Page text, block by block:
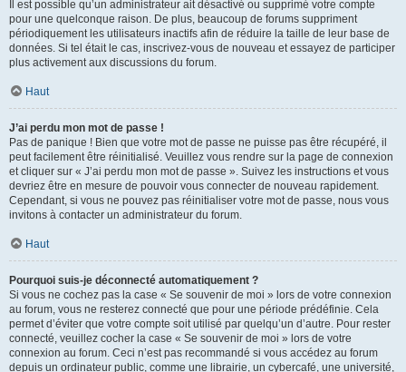
Il est possible qu’un administrateur ait désactivé ou supprimé votre compte
pour une quelconque raison. De plus, beaucoup de forums suppriment
périodiquement les utilisateurs inactifs afin de réduire la taille de leur base de
données. Si tel était le cas, inscrivez-vous de nouveau et essayez de participer
plus activement aux discussions du forum.
Haut
J’ai perdu mon mot de passe !
Pas de panique ! Bien que votre mot de passe ne puisse pas être récupéré, il
peut facilement être réinitialisé. Veuillez vous rendre sur la page de connexion
et cliquer sur « J’ai perdu mon mot de passe ». Suivez les instructions et vous
devriez être en mesure de pouvoir vous connecter de nouveau rapidement.
Cependant, si vous ne pouvez pas réinitialiser votre mot de passe, nous vous
invitons à contacter un administrateur du forum.
Haut
Pourquoi suis-je déconnecté automatiquement ?
Si vous ne cochez pas la case « Se souvenir de moi » lors de votre connexion
au forum, vous ne resterez connecté que pour une période prédéfinie. Cela
permet d’éviter que votre compte soit utilisé par quelqu’un d’autre. Pour rester
connecté, veuillez cocher la case « Se souvenir de moi » lors de votre
connexion au forum. Ceci n’est pas recommandé si vous accédez au forum
depuis un ordinateur public, comme une librairie, un cybercafé, une université,